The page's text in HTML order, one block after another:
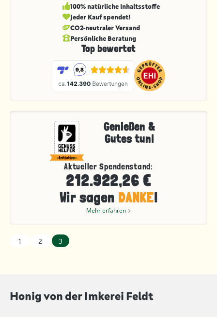
100% natürliche Inhaltsstoffe
Jeder Kauf spendet!
CO2-neutraler Versand
Persönliche Beratung
Top bewertet
Genießen &
Gutes tun!
Aktueller Spendenstand:
212.922,26 €
Wir sagen DANKE!
Mehr erfahren
1 2 3
Honig von der Imkerei Feldt